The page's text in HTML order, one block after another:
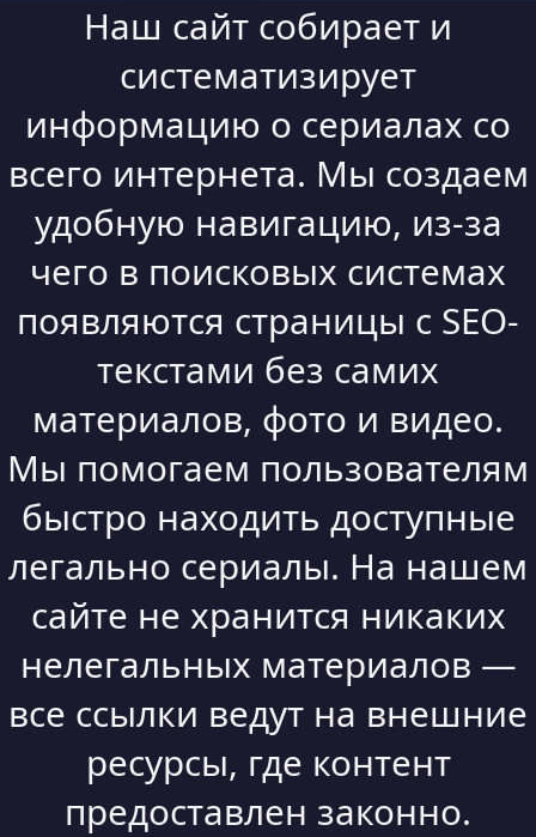
Наш сайт собирает и
систематизирует
информацию о сериалах со
всего интернета. Мы создаем
удобную навигацию, из-за
чего в поисковых системах
появляются страницы с SEO-
текстами без самих
материалов, фото и видео.
Мы помогаем пользователям
быстро находить доступные
легально сериалы. На нашем
сайте не хранится никаких
нелегальных материалов —
все ссылки ведут на внешние
ресурсы, где контент
предоставлен законно.